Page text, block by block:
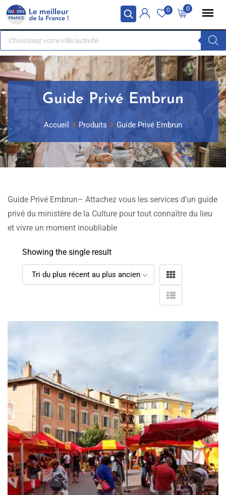
Panneau de gestion des cookies
Skip
content
0
0
Recherche
produits
Guide Privé Embrun
Accueil Produits Guide Privé Embrun
Guide Privé Embrun– Attachez vous les services d’un guide
privé du ministère de la Culture pour tout connaître du lieu
et vivre un moment inoubliable
Showing the single result